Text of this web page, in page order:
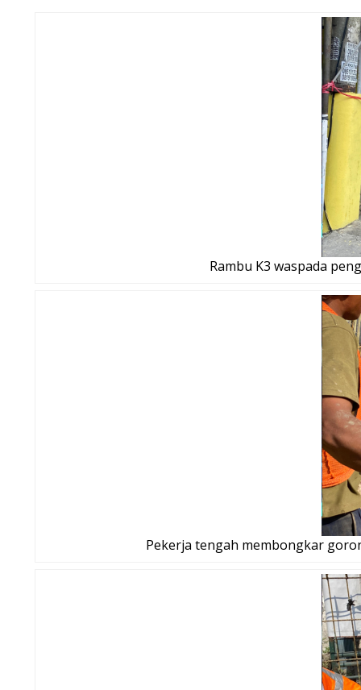
Rambu K3 waspada
Pekerja tengah membongkar